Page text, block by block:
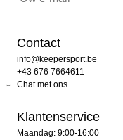
Contact
info@keepersport.be
+43 676 7664611
Chat met ons
Klantenservice
Maandag: 9:00-16:00